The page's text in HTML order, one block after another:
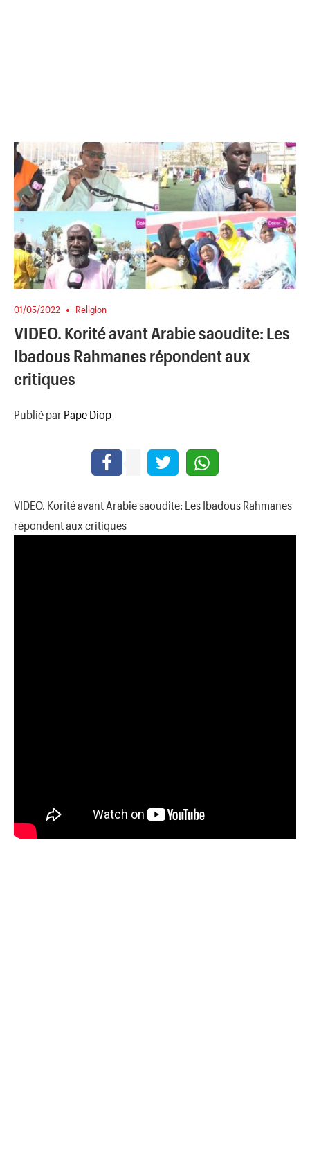
01/05/2022 Religion
VIDEO. Korité avant Arabie saoudite: Les
Ibadous Rahmanes répondent aux
critiques
Publié par Pape Diop
VIDEO. Korité avant Arabie saoudite: Les Ibadous Rahmanes
répondent aux critiques